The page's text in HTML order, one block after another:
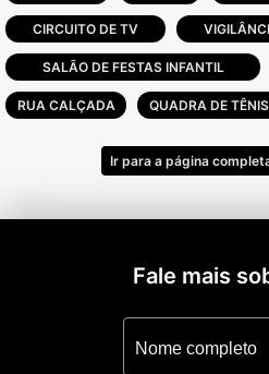
com total segurança
possam, em todos os
felizes.
Palm pool, quadra
quadra de vôlei de
cascata, espaço Luau e
Health center, Lan
molhado e loja de
Piscinas frias, fitness, ginastica ao ar livre,
quadra de futebol 5,
CIRCUITO DE TV
SALÃO DE FESTAS INFANTIL
RUA CALÇADA QUADRA DE
Ir para a página
Fale mais